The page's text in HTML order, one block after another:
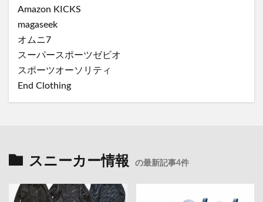
Amazon KICKS
magaseek
オムニ7
スーパースポーツゼビオ
スポーツオーソリティ
End Clothing
スニーカー情報 の最新記事4件